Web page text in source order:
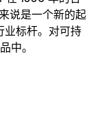
说是一个新的起
业标杆。对可持
中。